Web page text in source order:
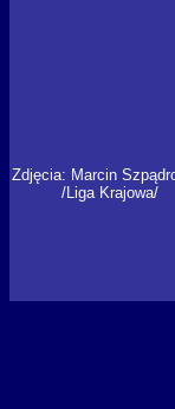
Zdjęcia: Marcin
/Liga Krajowa/